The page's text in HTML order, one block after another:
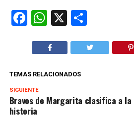
Facebook
WhatsApp
X
TEMAS RELACIONADOS
SIGUIENTE
Bravos de Margarita clasifica a
historia